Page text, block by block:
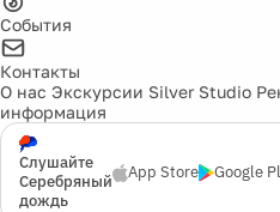
События
Контакты
О нас Экскурсии Silver Studio
информация
Слушайте
Серебряный
дождь
App Store Google